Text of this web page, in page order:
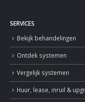
SERVICES
Bekijk behandelingen
Ontdek systemen
Vergelijk systemen
Huur, lease, inruil &